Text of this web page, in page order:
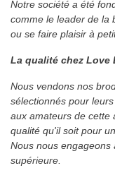
Notre société a été
comme le leader de la
ou se faire plaisir à
La qualité chez Love
Nous vendons nos
sélectionnés pour
aux amateurs de cette
qualité qu'il soit pour
Nous nous engageons
supérieure.